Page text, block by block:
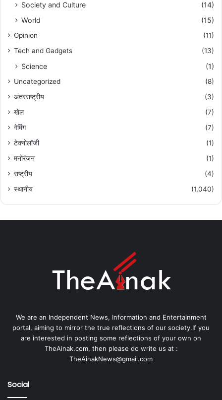
Society and Culture
(14)
World
(15)
Opinion
(11)
Tech and Gadgets
(13)
Science (1)
Uncategorized
(8)
अंतरराष्ट्रीय
(3)
खेल
(7)
गेमिंग
(7)
टेक्नोलॉजी
(1)
मनोरंजन
(1)
राष्ट्रीय
(4)
स्थानीय
(1,040)
We are an Independent News, Information and Entertainment
portal, aiming to mirror the true reflections of our society.If you
are interested in posting some reflections of your own on
TheAinak.com, then please do write us at :
TheAinakNews@gmail.com
Social